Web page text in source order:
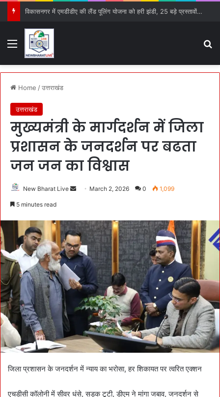
विकासनगर में एमडीडीए की लैंड पूलिंग योजना को हरी झंडी, 25 बड़े प्रस्तावों को मिली मंजूरी
Menu
Home /उत्तराखंड
उत्तराखंड
मुख्यमंत्री के मार्गदर्शन में जिला
प्रशासन के जनदर्शन पर बढता
जन जन का विश्वास
New Bharat Live
d
a
n
e
a
l
March 2, 2026 0 1,099
5 minutes read
जिला प्रशासन के जनदर्शन में न्याय का भरोसा, हर शिकायत पर त्वरित एक्शन
एचडीसी कॉलोनी में सीवर धंसे, सड़क टूटी, डीएम ने मांगा जबाव, जनदर्शन से